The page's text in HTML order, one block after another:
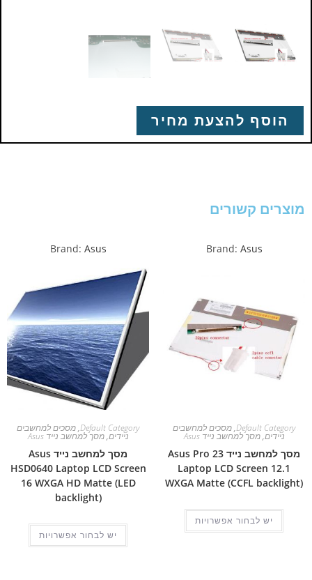
הוסף להצעת מחיר
מוצרים קשורים
Brand: Asus
Default Category
,מסכים למחשבים
ניידים,מסך למחשב נייד Asus
מסך למחשב נייד Asus Pro 23
Laptop LCD Screen 12.1
WXGA Matte (CCFL backlight)
יש לבחור אפשרויות
Brand: Asus
Default Category
,מסכים למחשבים
ניידים,מסך למחשב נייד Asus
מסך למחשב נייד Asus
HSD0640 Laptop LCD Screen
16 WXGA HD Matte (LED
backlight)
יש לבחור אפשרויות